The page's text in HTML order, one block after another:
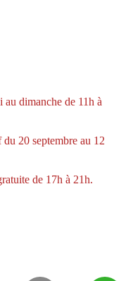
au dimanche de 11h à
20 septembre au 12
de 17h à 21h.